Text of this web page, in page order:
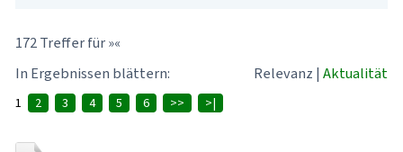
172 Treffer für »«
In Ergebnissen blättern:
Relevanz | Aktualität
1 2 3 4 5 6 >> >|